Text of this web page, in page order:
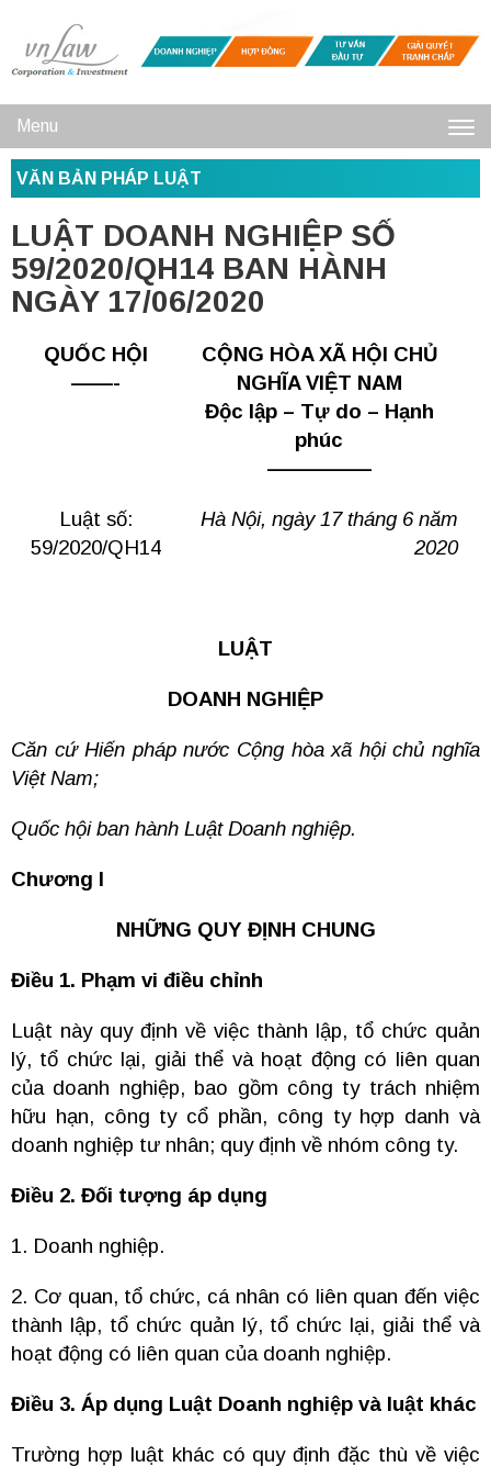
Menu
VĂN BẢN PHÁP LUẬT
LUẬT DOANH NGHIỆP SỐ
59/2020/QH14 BAN HÀNH
NGÀY 17/06/2020
QUỐC HỘI
——-
CỘNG HÒA XÃ HỘI CHỦ
NGHĨA VIỆT NAM
Độc lập – Tự do – Hạnh
phúc
—————
Luật số:
59/2020/QH14
Hà Nội, ngày 17 tháng 6 năm
2020
LUẬT
DOANH NGHIỆP
Căn cứ Hiến pháp nước Cộng hòa xã hội chủ nghĩa
Việt Nam;
Quốc hội ban hành Luật Doanh nghiệp.
Chương I
NHỮNG QUY ĐỊNH CHUNG
Điều 1. Phạm vi điều chỉnh
Luật này quy định về việc thành lập, tổ chức quản
lý, tổ chức lại, giải thể và hoạt động có liên quan
của doanh nghiệp, bao gồm công ty trách nhiệm
hữu hạn, công ty cổ phần, công ty hợp danh và
doanh nghiệp tư nhân; quy định về nhóm công ty.
Điều 2. Đối tượng áp dụng
1. Doanh nghiệp.
2. Cơ quan, tổ chức, cá nhân có liên quan đến việc
thành lập, tổ chức quản lý, tổ chức lại, giải thể và
hoạt động có liên quan của doanh nghiệp.
Điều 3. Áp dụng Luật Doanh nghiệp và luật khác
Trường hợp luật khác có quy định đặc thù về việc